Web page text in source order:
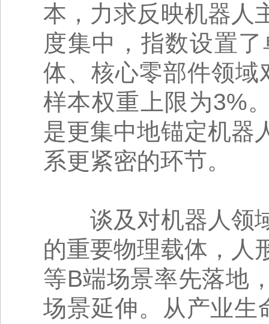
本，力求反映机器人
度集中，指数设置
体、核心零部件领域
样本权重上限为3%
是更集中地锚定机器
系更紧密的环节。
谈及对机器人领域
的重要物理载体，人
等B端场景率先落地
场景延伸。从产业生